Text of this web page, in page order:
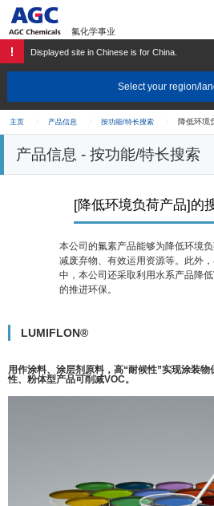
氟化学事业
Displayed site in Chinese is for China.
Select your region/
主页 产品信息 按功能/特长搜索 降低环境
产品信息 - 按功能/特长搜索
[降低环境负荷产品]的
本公司的氟素产品能够为降低环境
减废弃物、有效运用资源等。此外
中，本公司还采取利用水系产品降
的推进环保。
LUMIFLON®
用作涂料、涂层剂原料，高“耐候性”实现涂装
性、粉体型产品可削减VOC。